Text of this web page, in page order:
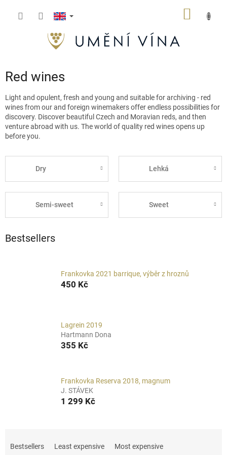
Red wines
Light and opulent, fresh and young and suitable for archiving - red
wines from our and foreign winemakers offer endless possibilities for
discovery. Discover beautiful Czech and Moravian reds, and then
venture abroad with us. The world of quality red wines opens up
before you.
Dry Lehká
Semi-sweet Sweet
Bestsellers
Frankovka 2021 barrique, výběr z hroznů
450 Kč
Lagrein 2019
Hartmann Dona
355 Kč
Frankovka Reserva 2018, magnum
J. STÁVEK
1 299 Kč
Bestsellers Least expensive Most expensive